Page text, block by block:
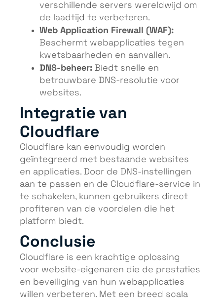
verschillende servers wereldwijd om
de laadtijd te verbeteren.
Web Application Firewall (WAF):
Beschermt webapplicaties tegen
kwetsbaarheden en aanvallen.
DNS-beheer: Biedt snelle en
betrouwbare DNS-resolutie voor
websites.
Integratie van
Cloudflare
Cloudflare kan eenvoudig worden
geïntegreerd met bestaande websites
en applicaties. Door de DNS-instellingen
aan te passen en de Cloudflare-service in
te schakelen, kunnen gebruikers direct
profiteren van de voordelen die het
platform biedt.
Conclusie
Cloudflare is een krachtige oplossing
voor website-eigenaren die de prestaties
en beveiliging van hun webapplicaties
willen verbeteren. Met een breed scala